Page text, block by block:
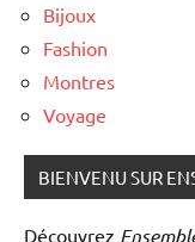
Bijoux
Fashion
Montres
Voyage
BIENVENU SUR
Découvrez